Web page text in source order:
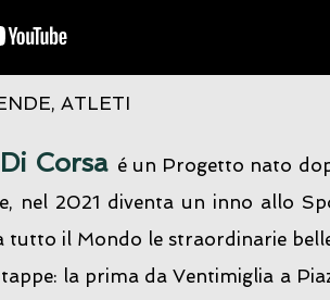
ATLETI
Corsa é un Progetto nato
nel 2021 diventa un inno allo
tutto il Mondo le straordinarie
la prima da Ventimiglia a